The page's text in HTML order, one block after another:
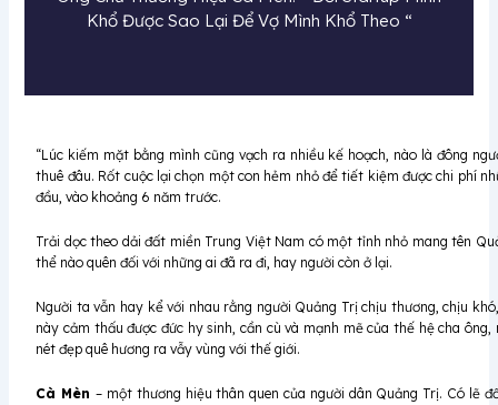
Khổ Được Sao Lại Để Vợ Mình Khổ Theo “
“Lúc kiếm mặt bằng mình cũng vạch ra nhiều kế hoạch, nào là đông
thuê đâu. Rốt cuộc lại chọn một con hẻm nhỏ để tiết kiệm được chi phí
đầu, vào khoảng 6 năm trước.
Trải dọc theo dải đất miền Trung Việt Nam có một tỉnh nhỏ mang tên
thể nào quên đối với những ai đã ra đi, hay người còn ở lại.
Người ta vẫn hay kể với nhau rằng người Quảng Trị chịu thương, chịu
này cảm thấu được đức hy sinh, cần cù và mạnh mẽ của thế hệ cha
nét đẹp quê hương ra vẫy vùng với thế giới.
Cà Mèn– một thương hiệu thân quen của người dân Quảng Trị. Có lẽ